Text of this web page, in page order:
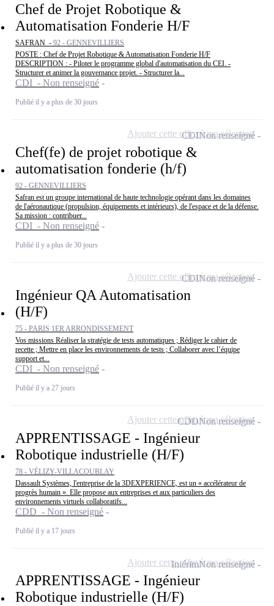
Chef de Projet Robotique &
Automatisation Fonderie H/F
SAFRAN - 92 - GENNEVILLIERS
POSTE : Chef de Projet Robotique & Automatisation Fonderie H/F
DESCRIPTION : - Piloter le programme global d'automatisation du CEI. -
Structurer et animer la gouvernance projet. - Structurer la...
CDI - Non renseigné
Publié il y a plus de 30 jours
Chef(fe) de projet robotique &
automatisation fonderie (h/f)
92 - GENNEVILLIERS
Safran est un groupe international de haute technologie opérant dans les domaines
de l'aéronautique (propulsion, équipements et intérieurs), de l'espace et de la défense.
Sa mission : contribuer...
CDI - Non renseigné
Publié il y a plus de 30 jours
CDINon renseigné
Ajouter cette offre à ma sélection
Ingénieur QA Automatisation
(H/F)
75 - PARIS 1ER ARRONDISSEMENT
Vos missions Réaliser la stratégie de tests automatiques ; Rédiger le cahier de
recette ; Mettre en place les environnements de tests ; Collaborer avec l’équipe
support et...
CDI - Non renseigné
Publié il y a 27 jours
CDINon renseigné
Ajouter cette offre à ma sélection
APPRENTISSAGE - Ingénieur
Robotique industrielle (H/F)
78 - VÉLIZY-VILLACOUBLAY
Dassault Systèmes, l'entreprise de la 3DEXPERIENCE, est un « accélérateur de
progrès humain ». Elle propose aux entreprises et aux particuliers des
environnements virtuels collaboratifs...
CDD - Non renseigné
Publié il y a 17 jours
CDDNon renseigné
Ajouter cette offre à ma sélection
APPRENTISSAGE - Ingénieur
Robotique industrielle (H/F)
IntérimNon renseigné
Ajouter cette offre à ma sélection